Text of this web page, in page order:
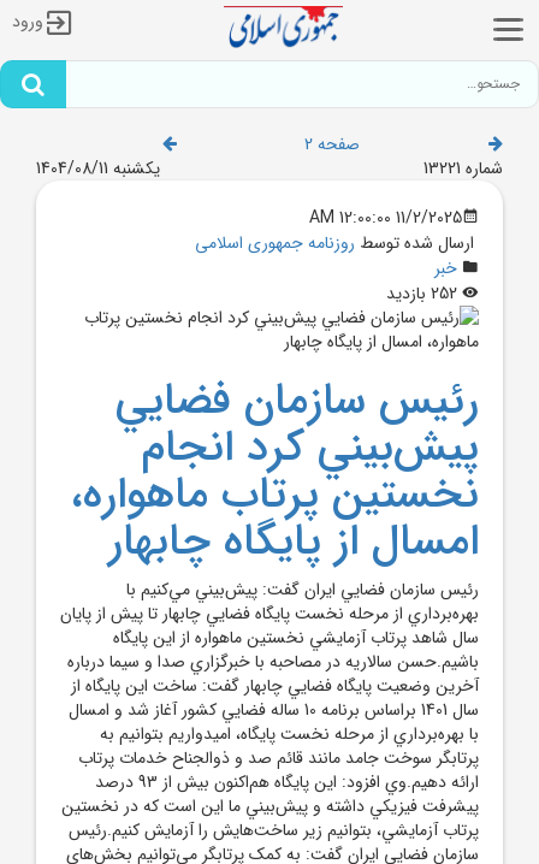
ورود
صفحه 2
شماره 13221
یکشنبه 1404/08/11
11/2/2025 12:00:00 AM
ارسال شده توسط روزنامه جمهوری اسلامی
خبر
رئيس سازمان فضايي
پيش‌بيني کرد انجام
نخستين پرتاب ماهواره،
امسال از پايگاه چابهار
رئيس سازمان فضايي ايران گفت: پيش‌بيني مي‌کنيم با
بهره‌برداري از مرحله نخست پايگاه فضايي چابهار تا پيش از پايان
سال شاهد پرتاب آزمايشي نخستين ماهواره از اين پايگاه
باشيم.حسن سالاريه در مصاحبه با خبرگزاري صدا و سيما درباره
آخرين وضعيت پايگاه فضايي چابهار گفت: ساخت اين پايگاه از
سال 1401 براساس برنامه 10 ساله فضايي کشور آغاز شد و امسال
با بهره‌برداري از مرحله نخست پايگاه، اميدواريم بتوانيم به
پرتابگر سوخت جامد مانند قائم صد و ذوالجناح خدمات پرتاب
ارائه دهيم.وي افزود: اين پايگاه هم‌اکنون بيش از 93 درصد
پيشرفت فيزيکي داشته و پيش‌بيني ما اين است که در نخستين
پرتاب آزمايشي، بتوانيم زير ساخت‌‌هايش را آزمايش کنيم.رئيس
سازمان فضايي ايران گفت: به کمک پرتابگر مي‌توانيم بخش‌هاي